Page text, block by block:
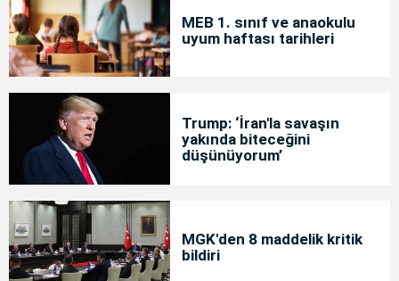
MEB 1. sınıf ve anaokulu
uyum haftası tarihleri
Trump: ‘İran'la savaşın
yakında biteceğini
düşünüyorum’
MGK'den 8 maddelik kritik
bildiri